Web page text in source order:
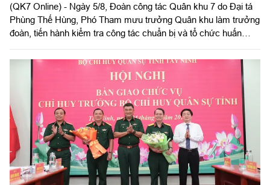
(QK7 Online) - Ngày 5/8, Đoàn công tác Quân khu 7 do Đại tá
Phùng Thế Hùng, Phó Tham mưu trưởng Quân khu làm trưởng
đoàn, tiến hành kiểm tra công tác chuẩn bị và tổ chức huấn
đại biểu các phòng chức năng Quân khu.